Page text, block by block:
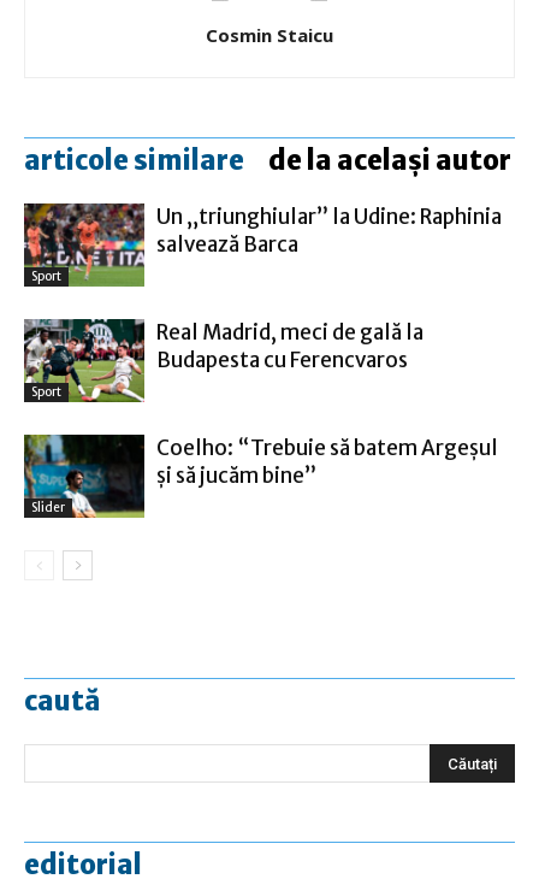
Cosmin Staicu
articole similare de la același autor
Sport
Un „triunghiular” la Udine: Raphinia
salvează Barca
Sport
Real Madrid, meci de gală la
Budapesta cu Ferencvaros
Slider
Coelho: “Trebuie să batem Argeşul
şi să jucăm bine”
caută
editorial